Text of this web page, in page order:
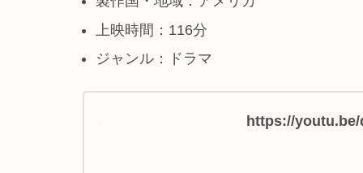
上映時間：116分
ジャンル：ドラマ
https://youtu.be/